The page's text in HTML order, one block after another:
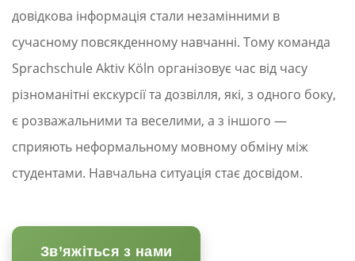
довідкова інформація стали незамінними в
сучасному повсякденному навчанні. Тому команда
Sprachschule Aktiv Köln організовує час від часу
різноманітні екскурсії та дозвілля, які, з одного боку,
є розважальними та веселими, а з іншого —
сприяють неформальному мовному обміну між
студентами. Навчальна ситуація стає досвідом.
Зв’яжіться з нами